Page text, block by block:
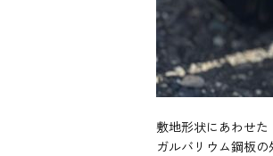
敷地形状にあわせた
ガルバリウム鋼板